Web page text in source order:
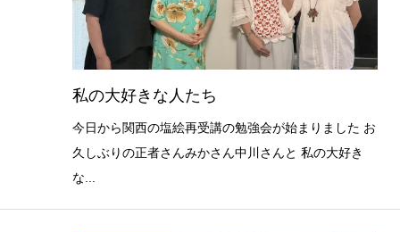
私の大好きな人たち
今日から関西の塩絵再受講の勉強会が始まりました お
久しぶりの正者さんみかさん中川さんと 私の大好き
な...